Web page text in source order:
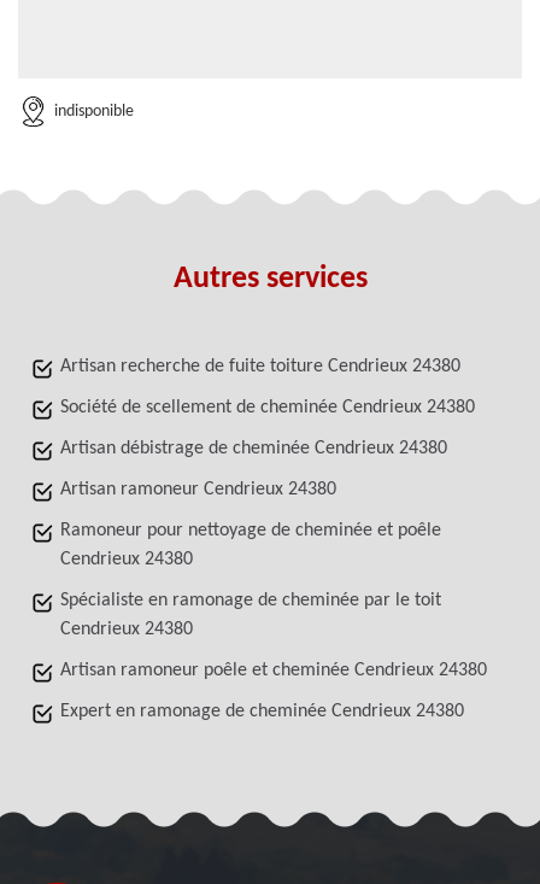
indisponible
Autres services
Artisan recherche de fuite toiture Cendrieux 24380
Société de scellement de cheminée Cendrieux 24380
Artisan débistrage de cheminée Cendrieux 24380
Artisan ramoneur Cendrieux 24380
Ramoneur pour nettoyage de cheminée et poêle
Cendrieux 24380
Spécialiste en ramonage de cheminée par le toit
Cendrieux 24380
Artisan ramoneur poêle et cheminée Cendrieux 24380
Expert en ramonage de cheminée Cendrieux 24380